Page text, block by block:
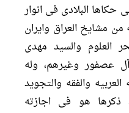
حکاها البلادی فی انوار
من مشایخ العراق وایران
العلوم والسید مهدی
عصفور وغیرهم، وله
والفقه والتجوید
ذکرها هو فی اجازته